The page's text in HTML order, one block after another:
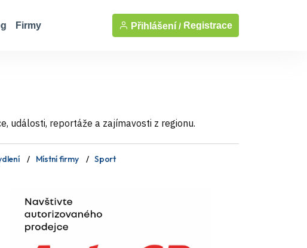
Firmy Přihlášení / Registrace
události, reportáže a zajímavosti z regionu.
Místní firmy Sport